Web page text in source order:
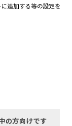
追加する等の設定を
の方向けです